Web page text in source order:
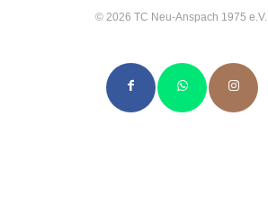
© 2026 TC Neu-Anspach 1975 e.V.